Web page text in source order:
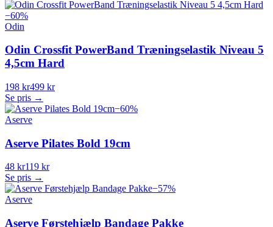
−60%
Odin
Odin Crossfit PowerBand Træningselastik Niveau 5
4,5cm Hard
198 kr499 kr
Se pris →
−60%
Aserve
Aserve Pilates Bold 19cm
48 kr119 kr
Se pris →
−57%
Aserve
Aserve Førstehjælp Bandage Pakke